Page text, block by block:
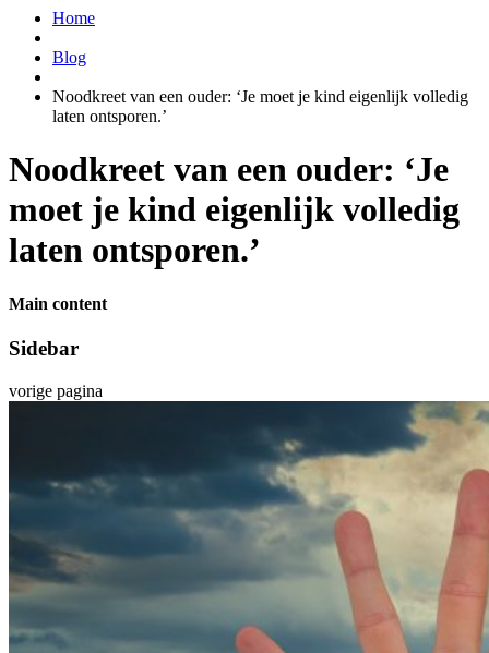
Home
Blog
Noodkreet van een ouder: ‘Je moet je kind eigenlijk volledig
laten ontsporen.’
Noodkreet van een ouder: ‘Je
moet je kind eigenlijk volledig
laten ontsporen.’
Main content
Sidebar
vorige pagina